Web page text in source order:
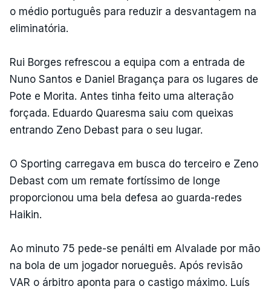
o médio português para reduzir a desvantagem na
eliminatória.
Rui Borges refrescou a equipa com a entrada de
Nuno Santos e Daniel Bragança para os lugares de
Pote e Morita. Antes tinha feito uma alteração
forçada. Eduardo Quaresma saiu com queixas
entrando Zeno Debast para o seu lugar.
O Sporting carregava em busca do terceiro e Zeno
Debast com um remate fortíssimo de longe
proporcionou uma bela defesa ao guarda-redes
Haikin.
Ao minuto 75 pede-se penálti em Alvalade por mão
na bola de um jogador norueguês. Após revisão
VAR o árbitro aponta para o castigo máximo. Luís